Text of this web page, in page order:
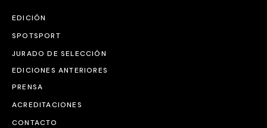
EDICIÓN
SPOTSPORT
JURADO DE SELECCIÓN
EDICIONES ANTERIORES
PRENSA
ACREDITACIONES
CONTACTO